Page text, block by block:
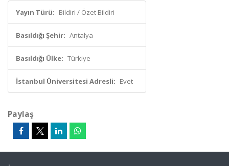
Yayın Türü: Bildiri / Özet Bildiri
Basıldığı Şehir: Antalya
Basıldığı Ülke: Türkiye
İstanbul Üniversitesi Adresli: Evet
Paylaş